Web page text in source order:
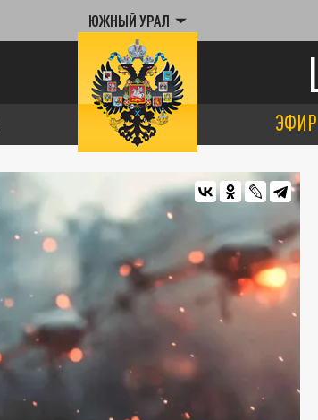
ЮЖНЫЙ УРАЛ
ЭФИР